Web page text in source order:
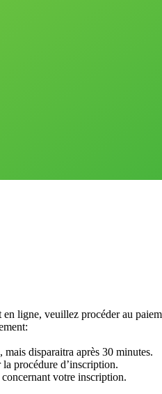
ligne, veuillez procéder au
disparaitra après 30 minutes.
procédure d’inscription.
votre inscription.